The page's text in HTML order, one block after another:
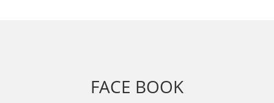
FACE BOOK